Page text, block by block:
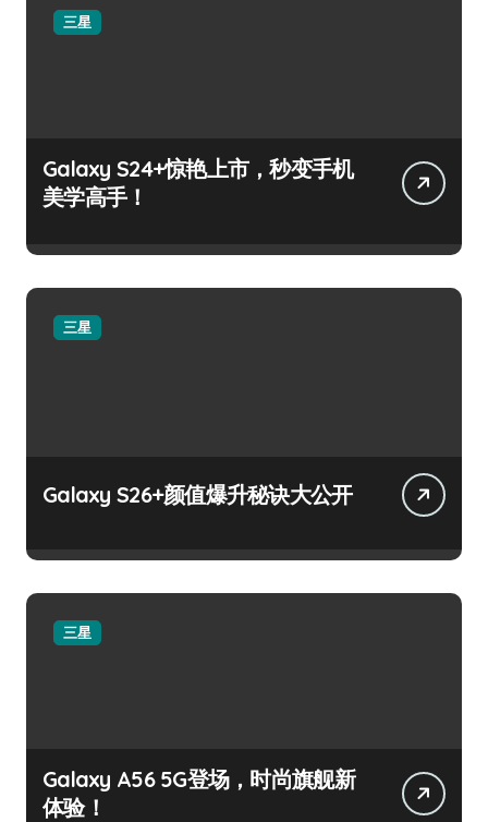
三星
Galaxy S24+惊艳上市，秒变手机
美学高手！
三星
Galaxy S26+颜值爆升秘诀大公开
三星
Galaxy A56 5G登场，时尚旗舰新
体验！